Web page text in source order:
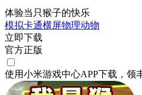
体验当只猴子的快乐
模拟卡通横屏物理动物
立即下载
官方正版
使用小米游戏中心APP下载 ，领